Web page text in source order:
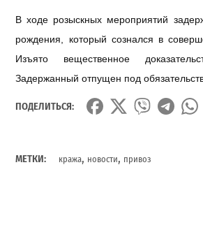
В ходе розыскных мероприятий
рождения, который сознался в
Изъято вещественное
Задержанный отпущен под
ПОДЕЛИТЬСЯ:
МЕТКИ: кража, новости, привоз